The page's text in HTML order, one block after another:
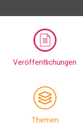
Veröffentlichungen
Themen